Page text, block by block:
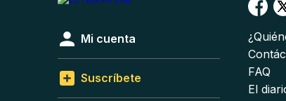
Mi cuenta
Suscríbete
FAQ
El